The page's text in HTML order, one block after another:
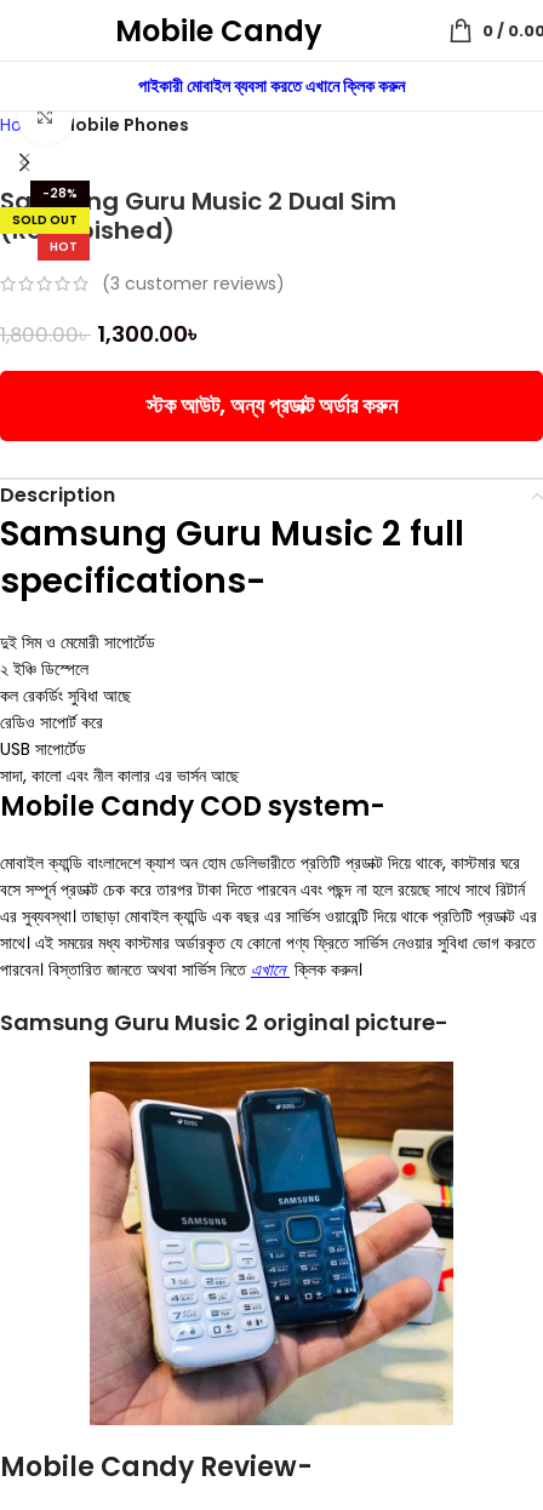
Mobile Candy 0/
পাইকারী মোবাইল ব্যবসা করতে এখানে ক্লিক করুন
Home
Mobile Phones
-28%
SOLD OUT
HOT
Click to enlarge
Samsung Guru Music 2 Dual Sim
(Refurbished)
(3 customer reviews)
1,800.00৳ 1,300.00৳
স্টক আউট, অন্য প্রডাক্ট অর্ডার করুন
Description
Samsung Guru Music 2 full
specifications-
দুই সিম ও মেমোরী সাপোর্টেড
২ ইঞ্চি ডিস্পেলে
কল রেকর্ডিং সুবিধা আছে
রেডিও সাপোর্ট করে
USB সাপোর্টেড
সাদা, কালো এবং নীল কালার এর ভার্সন আছে
Mobile Candy COD system-
মোবাইল ক্যান্ডি বাংলাদেশে ক্যাশ অন হোম ডেলিভারীতে প্রতিটি প্রডাক্ট দিয়ে থাকে, কাস্টমার ঘরে
বসে সম্পূর্ন প্রডাক্ট চেক করে তারপর টাকা দিতে পারবেন এবং পছন্দ না হলে রয়েছে সাথে সাথে রিটার্ন
এর সুব্যবস্থা। তাছাড়া মোবাইল ক্যান্ডি এক বছর এর সার্ভিস ওয়ারেন্টি দিয়ে থাকে প্রতিটি প্রডাক্ট এর
সাথে। এই সময়ের মধ্য কাস্টমার অর্ডারকৃত যে কোনো পণ্য ফ্রিতে সার্ভিস নেওয়ার সুবিধা ভোগ করতে
পারবেন। বিস্তারিত জানতে অথবা সার্ভিস নিতে এখানে ক্লিক করুন।
Samsung Guru Music 2 original picture-
Mobile Candy Review-